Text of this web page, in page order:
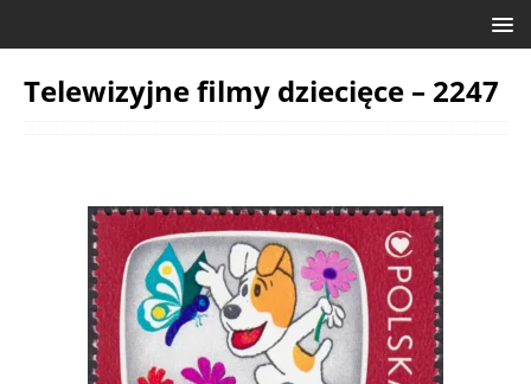
Telewizyjne filmy dziecięce – 2247